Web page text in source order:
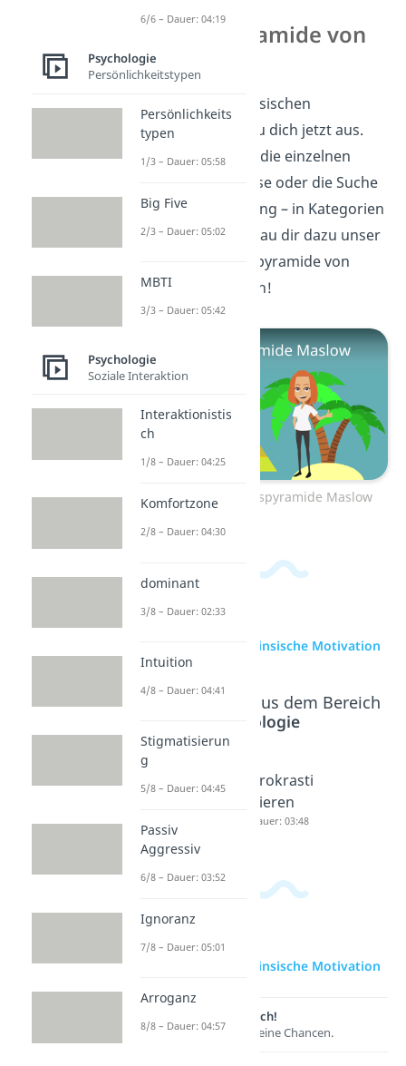
Bedürfnispyramide von
Maslow
Super! Mit der intrinsischen
Motivation kennst du dich jetzt aus.
Erfahre jetzt, wie du die einzelnen
Motive – wie Interesse oder die Suche
nach Herausforderung – in Kategorien
einteilen kannst. Schau dir dazu unser
zur Bedürfnispyramide von
Maslow an! Bis gleich!
Zum Video: Bedürfnispyramide Maslow
zur Videoseite: Intrinsische Motivation
Beliebte Inhalte aus dem Bereich
Psychologie
Motive
Prokrasti
Prokrasti
nieren
Dauer: 03:48
zur Videoseite: Intrinsische Motivation
Lernen lohnt sich!
Entdecke hier deine Chancen.
6/6 – Dauer: 04:19
Psychologie
Persönlichkeitstypen
Persönlichkeits
typen
1/3 – Dauer: 05:58
Big Five
2/3 – Dauer: 05:02
MBTI
3/3 – Dauer: 05:42
Psychologie
Soziale Interaktion
Interaktionistis
ch
1/8 – Dauer: 04:25
Komfortzone
2/8 – Dauer: 04:30
dominant
3/8 – Dauer: 02:33
Intuition
4/8 – Dauer: 04:41
Stigmatisierun
g
5/8 – Dauer: 04:45
Passiv
Aggressiv
6/8 – Dauer: 03:52
Ignoranz
7/8 – Dauer: 05:01
Arroganz
8/8 – Dauer: 04:57